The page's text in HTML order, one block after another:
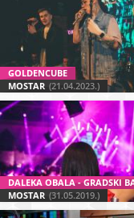
GOLDENCUBE
MOSTAR (21.04.2023.)
DALEKA OBALA - GRADSKI
MOSTAR (31.05.2019.)